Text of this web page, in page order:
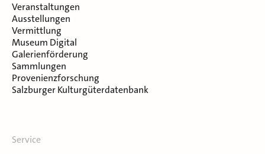
Veranstaltungen
Ausstellungen
Vermittlung
Museum Digital
Galerienförderung
Sammlungen
Provenienzforschung
Salzburger Kulturgüterdatenbank
Service